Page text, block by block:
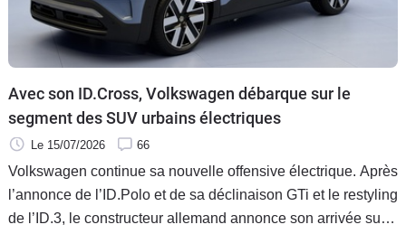
Avec son ID.Cross, Volkswagen débarque sur le
segment des SUV urbains électriques
Le 15/07/2026 66
Volkswagen continue sa nouvelle offensive électrique. Après
l’annonce de l’ID.Polo et de sa déclinaison GTi et le restyling
de l’ID.3, le constructeur allemand annonce son arrivée sur